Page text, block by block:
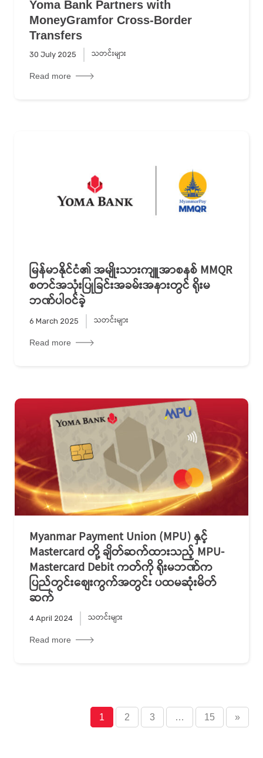
Yoma Bank Partners with
MoneyGramfor Cross-Border
Transfers
30 July 2025 သတင်းများ
Read more
မြန်မာနိုင်ငံ၏ အမျိုးသားကျူအာစနစ် MMQR
စတင်အသုံးပြုခြင်းအခမ်းအနားတွင် ရိုးမ
ဘဏ်ပါဝင်ခဲ့
6 March 2025 သတင်းများ
Read more
Myanmar Payment Union (MPU) နှင့်
Mastercard တို့ ချိတ်ဆက်ထားသည့် MPU-
Mastercard Debit ကတ်ကို ရိုးမဘဏ်က
ပြည်တွင်းစျေးကွက်အတွင်း ပထမဆုံးမိတ်
ဆက်
4 April 2024 သတင်းများ
Read more
1 2 3 … 15 »